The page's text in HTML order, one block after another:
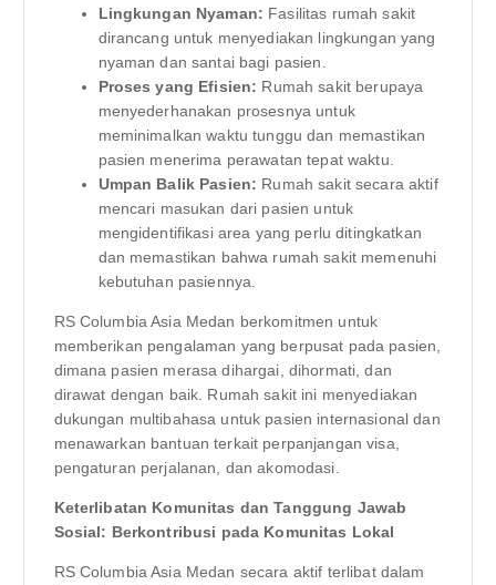
Lingkungan Nyaman: Fasilitas rumah sakit
dirancang untuk menyediakan lingkungan yang
nyaman dan santai bagi pasien.
Proses yang Efisien: Rumah sakit berupaya
menyederhanakan prosesnya untuk
meminimalkan waktu tunggu dan memastikan
pasien menerima perawatan tepat waktu.
Umpan Balik Pasien: Rumah sakit secara aktif
mencari masukan dari pasien untuk
mengidentifikasi area yang perlu ditingkatkan
dan memastikan bahwa rumah sakit memenuhi
kebutuhan pasiennya.
RS Columbia Asia Medan berkomitmen untuk
memberikan pengalaman yang berpusat pada pasien,
dimana pasien merasa dihargai, dihormati, dan
dirawat dengan baik. Rumah sakit ini menyediakan
dukungan multibahasa untuk pasien internasional dan
menawarkan bantuan terkait perpanjangan visa,
pengaturan perjalanan, dan akomodasi.
Keterlibatan Komunitas dan Tanggung Jawab
Sosial: Berkontribusi pada Komunitas Lokal
RS Columbia Asia Medan secara aktif terlibat dalam